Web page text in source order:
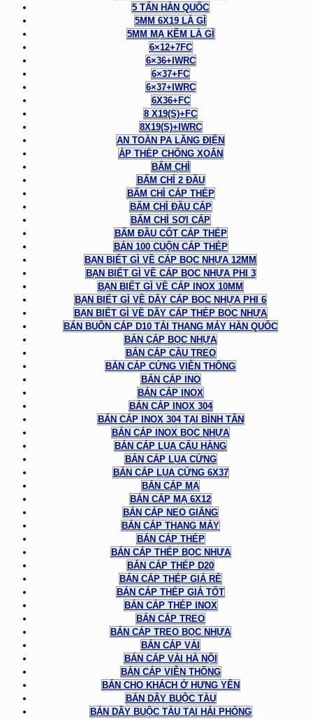
5 TẤN HÀN QUỐC
5MM 6X19 LÀ GÌ
5MM MẠ KẼM LÀ GÌ
6×12+7FC
6×36+IWRC
6×37+FC
6×37+IWRC
6X36+FC
8 X19(S)+FC
8X19(S)+IWRC
AN TOÀN PA LĂNG ĐIỆN
ÁP THÉP CHỐNG XOẮN
BẤM CHÌ
BẤM CHÌ 2 ĐẦU
BẤM CHÌ CÁP THÉP
BẤM CHÌ ĐẦU CÁP
BẤM CHÌ SỢI CÁP
BẤM ĐẦU CỐT CÁP THÉP
BÁN 100 CUỘN CÁP THÉP
BẠN BIẾT GÌ VỀ CÁP BỌC NHỰA 12MM
BẠN BIẾT GÌ VỀ CÁP BỌC NHỰA PHI 3
BẠN BIẾT GÌ VỀ CÁP INOX 10MM
BẠN BIẾT GÌ VỀ DÂY CÁP BỌC NHỰA PHI 6
BẠN BIẾT GÌ VỀ DÂY CÁP THÉP BỌC NHỰA
BÁN BUÔN CÁP D10 TẢI THANG MÁY HÀN QUỐC
BÁN CÁP BỌC NHỰA
BÁN CÁP CẦU TREO
BÁN CÁP CỨNG VIỄN THÔNG
BÁN CÁP INO
BÁN CÁP INOX
BÁN CÁP INOX 304
BÁN CÁP INOX 304 TẠI BÌNH TÂN
BÁN CÁP INOX BỌC NHỰA
BÁN CÁP LỤA CẨU HÀNG
BÁN CÁP LỤA CỨNG
BÁN CÁP LỤA CỨNG 6X37
BÁN CÁP MẠ
BÁN CÁP MẠ 6X12
BÁN CÁP NEO GIẰNG
BÁN CÁP THANG MÁY
BÁN CÁP THÉP
BÁN CÁP THÉP BỌC NHỰA
BÁN CÁP THÉP D20
BÁN CÁP THÉP GIÁ RẺ
BÁN CÁP THÉP GIÁ TỐT
BÁN CÁP THÉP INOX
BÁN CÁP TREO
BÁN CÁP TREO BỌC NHỰA
BÁN CÁP VẢI
BÁN CÁP VẢI HÀ NỘI
BÁN CÁP VIỄN THÔNG
BÁN CHO KHÁCH Ở HƯNG YÊN
BÁN DÂY BUỘC TÀU
BÁN DÂY BUỘC TÀU TẠI HẢI PHÒNG